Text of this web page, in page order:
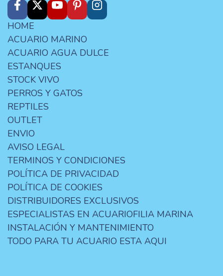
HOME
ACUARIO MARINO
ACUARIO AGUA DULCE
ESTANQUES
STOCK VIVO
PERROS Y GATOS
REPTILES
OUTLET
ENVIO
AVISO LEGAL
TERMINOS Y CONDICIONES
POLÍTICA DE PRIVACIDAD
POLÍTICA DE COOKIES
DISTRIBUIDORES EXCLUSIVOS
ESPECIALISTAS EN ACUARIOFILIA MARINA
INSTALACIÓN Y MANTENIMIENTO
TODO PARA TU ACUARIO ESTA AQUI